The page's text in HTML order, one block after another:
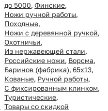
до 5000, Финские,
Ножи ручной работы,
Походные,
Ножи с деревянной ручкой,
Охотничьи,
Из нержавеющей стали,
Российские ножи, Ворсма,
Баринов (фабрика), 65х13,
Кованые, Ручной работы,
С фиксированным клинком,
Туристические,
Товары со скидкой